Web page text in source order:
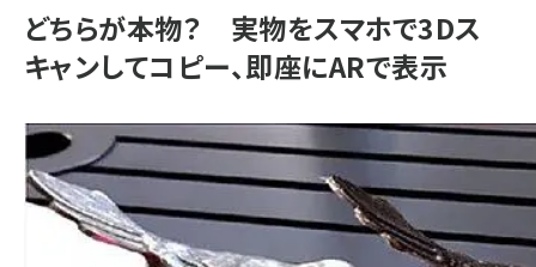
どちらが本物？ 実物をスマホで3Dス
キャンしてコピー、即座にARで表示